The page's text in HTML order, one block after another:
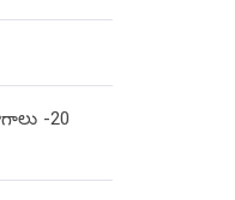
-20